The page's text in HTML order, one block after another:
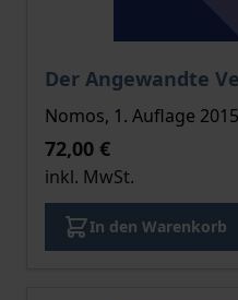
Der Angewandte
Der Preis dieses
Nomos, 1. Auflage 2015
72,00 €
inkl. MwSt.
In den Warenkorb